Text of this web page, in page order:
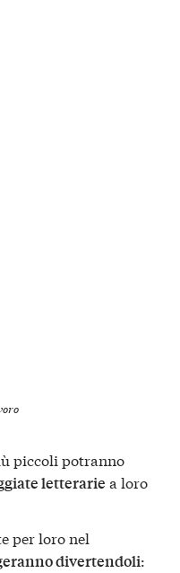
piccoli potranno
letterarie a loro
per loro nel
divertendoli: